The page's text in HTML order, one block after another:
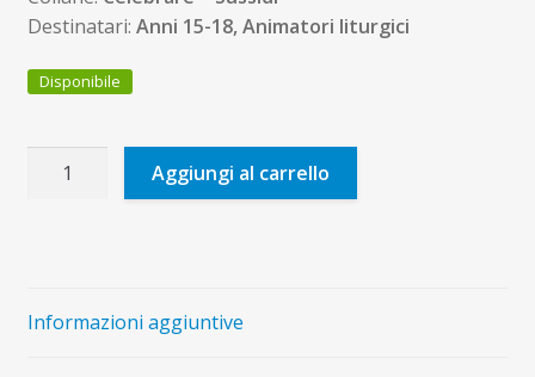
Destinatari: Anni 15-18, Animatori liturgici
Disponibile
minuti
Aggiungi al carrello
Informazioni aggiuntive